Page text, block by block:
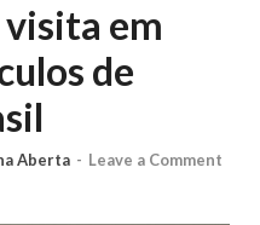
em
de
Aberta - Leave a Comment